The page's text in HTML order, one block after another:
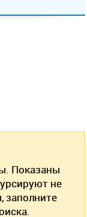
Показаны
не
заполните